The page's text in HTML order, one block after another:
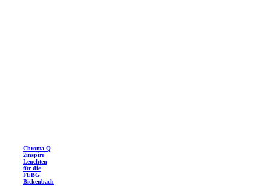
Chroma-Q
2inspire
Leuchten
für die
FEBG
Bickenbach